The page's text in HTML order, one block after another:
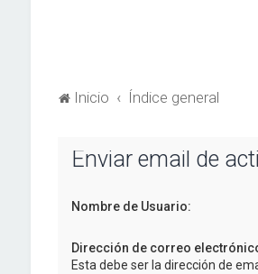
Inicio Índice general
Enviar email de
Nombre de Usuario:
Dirección de correo
Esta debe ser la dirección de